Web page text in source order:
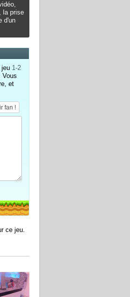
la prise
d'un
jeu 1-2
Vous
et
fan !
ce jeu.